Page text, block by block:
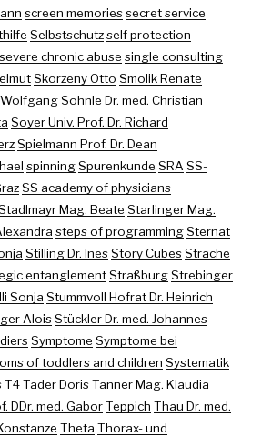
screen memoriessecret service
Selbstschutzself protection
severe chronic abuse single consulting
Skorzeny Otto Smolik Renate
Sohnle Dr. med. Christian
Soyer Univ. Prof. Dr. Richard
Spielmann Prof. Dr. Dean
spinningSpurenkunde SRA SS-
SS academy of physicians
Mag. Beate Starlinger Mag.
steps of programmingSternat
Stilling Dr. InesStory CubesStrache
entanglementStraßburgStrebinger
Sonja Stummvoll Hofrat Dr. Heinrich
AloisStückler Dr. med. Johannes
Symptome Symptome bei
of toddlers and children Systematik
T4Tader DorisTanner Mag. Klaudia
DDr. med. GaborTeppich Thau Dr. med.
Theta Thorax- und